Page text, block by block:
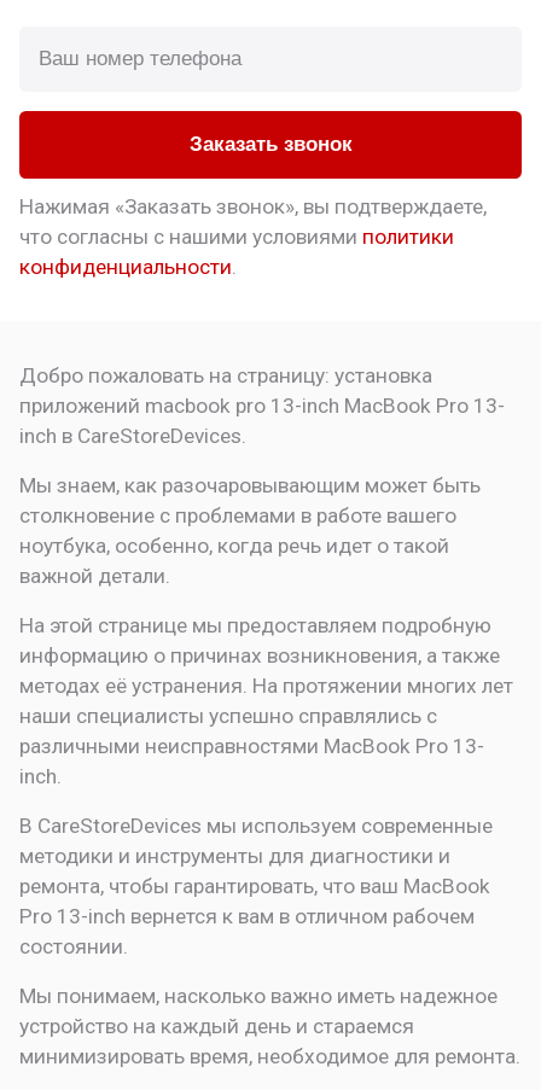
Заказать звонок
Нажимая «Заказать звонок», вы подтверждаете,
что согласны с нашими условиями политики
конфиденциальности
Добро пожаловать на страницу:установка
приложений macbook pro 13-inch MacBook Pro 13-
inch в CareStoreDevices.
Мы знаем, как разочаровывающим может быть
столкновение с проблемами в работе вашего
ноутбука, особенно, когда речь идет о такой
важной детали.
На этой странице мы предоставляем подробную
информацию о причинах возникновения, а также
методах её устранения. На протяжении многих лет
наши специалисты успешно справлялись с
различными неисправностями MacBook Pro 13-
inch.
В CareStoreDevices мы используем современные
методики и инструменты для диагностики и
ремонта, чтобы гарантировать, что ваш MacBook
Pro 13-inch вернется к вам в отличном рабочем
состоянии.
Мы понимаем, насколько важно иметь надежное
устройство на каждый день и стараемся
минимизировать время, необходимое для ремонта.